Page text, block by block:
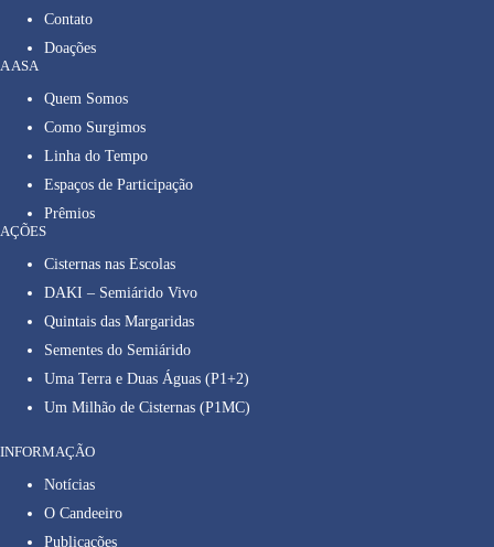
Contato
Doações
A ASA
Quem Somos
Como Surgimos
Linha do Tempo
Espaços de Participação
Prêmios
AÇÕES
Cisternas nas Escolas
DAKI – Semiárido Vivo
Quintais das Margaridas
Sementes do Semiárido
Uma Terra e Duas Águas (P1+2)
Um Milhão de Cisternas (P1MC)
INFORMAÇÃO
Notícias
O Candeeiro
Publicações